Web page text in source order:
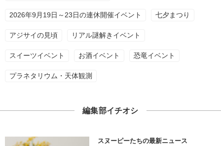
2026年9月19日～23日の連休開催イベント 七夕まつり
アジサイの見頃 リアル謎解きイベント
スイーツイベント お酒イベント 恐竜イベント
プラネタリウム・天体観測
編集部イチオシ
スヌーピーたちの最新ニュース